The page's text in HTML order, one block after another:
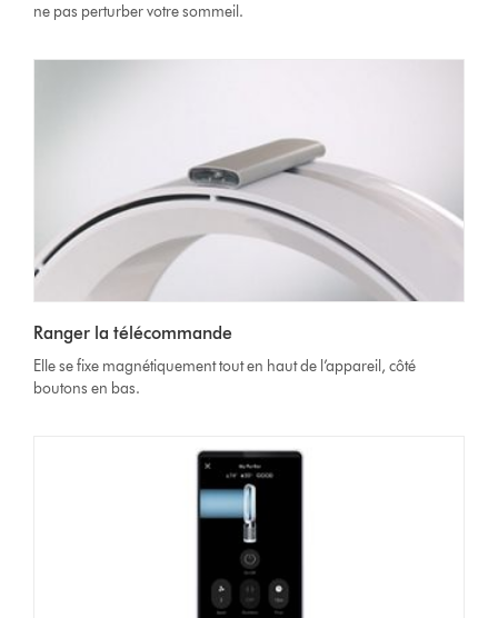
ne pas perturber votre sommeil.
Ranger la télécommande
Elle se fixe magnétiquement tout en haut de l’appareil, côté
boutons en bas.